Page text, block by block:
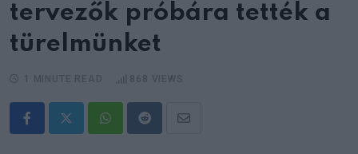
tervezők próbára tették a
türelmünket
WhatsappRedditShare